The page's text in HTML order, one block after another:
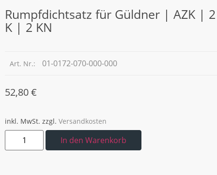
Rumpfdichtsatz für Güldner | AZK | 2
K | 2 KN
Art. Nr.: 01-0172-070-000-000
52,80€
inkl. MwSt. zzgl. Versandkosten
In den Warenkorb